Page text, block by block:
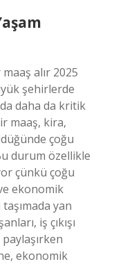
alır 2025
şehirlerde
daha da kritik
maaş, kira,
çoğu
durum özellikle
çünkü çoğu
ekonomik
yan
iş çıkışı
ekonomik